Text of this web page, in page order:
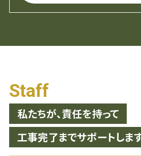
Staff
私たちが、責任を持って
工事完了までサポートします